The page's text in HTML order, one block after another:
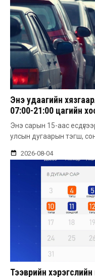
Энэ удаагийн
07:00-21:00 цагийн
Энэ сарын 15-аас
улсын дугаарын тэгш,
2026-08-04
Тээврийн